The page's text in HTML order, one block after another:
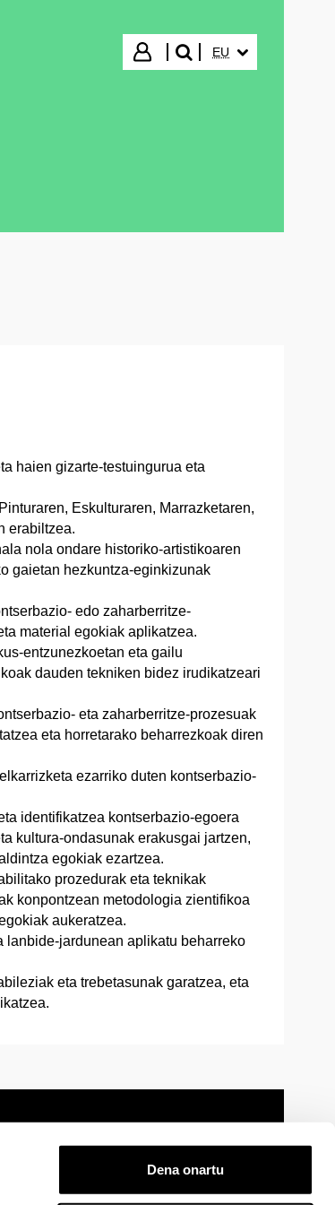
Dena onartu
Hasi saioa
bilatu"
EU
haien gizarte-testuingurua eta
Eskulturaren, Marrazketaren,
erabiltzea.
nola ondare historiko-artistikoaren
gaietan hezkuntza-eginkizunak
edo zaharberritze-
material egokiak aplikatzea.
entzunezkoetan eta gailu
dauden tekniken bidez irudikatzeari
eta zaharberritze-prozesuak
eta horretarako beharrezkoak diren
ezarriko duten kontserbazio-
identifikatzea kontserbazio-egoera
kultura-ondasunak erakusgai jartzen,
egokiak ezartzea.
prozedurak eta teknikak
konpontzean metodologia zientifikoa
aukeratzea.
lanbide-jardunean aplikatu beharreko
eta trebetasunak garatzea, eta
Laguntza Kontaktua